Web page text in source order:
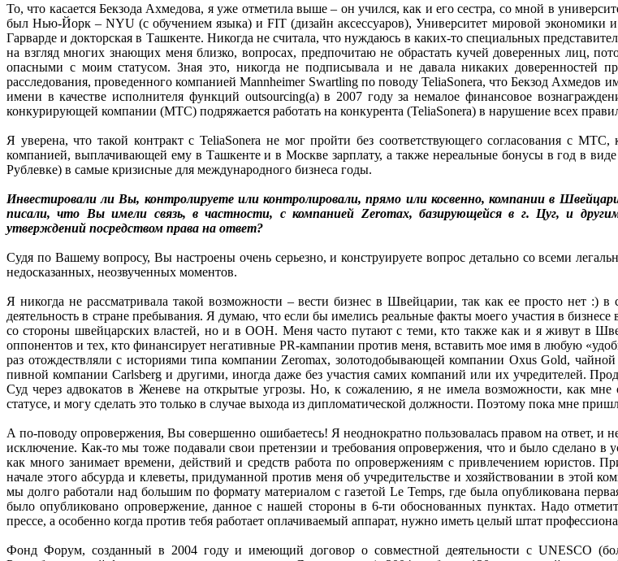
То, что касается Бекзода Ахмедова, я уже отметила выше – он учился, как и его сестра, со мной в
был Нью-Йорк – NYU (с обучением языка) и FIT (дизайн аксессуаров), Университет мировой экономики
Гарварде и докторская в Ташкенте. Никогда не считала, что нуждаюсь в каких-то специальных
на взгляд многих знающих меня близко, вопросах, предпочитаю не обрастать кучей доверенных лиц,
опасными с моим статусом. Зная это, никогда не подписывала и не давала никаких доверенностей
расследования, проведенного компанией Mannheimer Swartling по поводу TeliaSonera, что Бекзод Ахмедов
имени в качестве исполнителя функций outsourcing(a) в 2007 году за немалое финансовое
конкурирующей компании (МТС) подряжается работать на конкурента (TeliaSonera) в нарушение всех
Я уверена, что такой контракт с TeliaSonera не мог пройти без соответствующего согласования с
компанией, выплачивающей ему в Ташкенте и в Москве зарплату, а также нереальные бонусы в год в
Рублевке) в самые кризисные для международного бизнеса годы.
Инвестировали ли Вы, контролируете или контролировали, прямо или косвенно, компании в
писали, что Вы имели связь, в частности, с компанией Zeromax, базирующейся в г. Цуг, и
утверждений посредством права на ответ?
Судя по Вашему вопросу, Вы настроены очень серьезно, и конструируете вопрос детально со всеми
недосказанных, неозвученных моментов.
Я никогда не рассматривала такой возможности – вести бизнес в Швейцарии, так как ее просто нет :)
деятельность в стране пребывания. Я думаю, что если бы имелись реальные факты моего участия в
со стороны швейцарских властей, но и в ООН. Меня часто путают с теми, кто также как и я живут в
оппонентов и тех, кто финансирует негативные PR-кампании против меня, вставить мое имя в любую
раз отождествляли с историями типа компании Zeromax, золотодобывающей компании Oxus Gold,
пивной компании Carlsberg и другими, иногда даже без участия самих компаний или их учредителей.
Суд через адвокатов в Женеве на открытые угрозы. Но, к сожалению, я не имела возможности, как
статусе, и могу сделать это только в случае выхода из дипломатической должности. Поэтому пока мне
А по-поводу опровержения, Вы совершенно ошибаетесь! Я неоднократно пользовалась правом на ответ,
исключение. Как-то мы тоже подавали свои претензии и требования опровержения, что и было сделано
как много занимает времени, действий и средств работа по опровержениям с привлечением
начале этого абсурда и клеветы, придуманной против меня об учредительстве и хозяйствовании в этой
мы долго работали над большим по формату материалом с газетой Le Temps, где была опубликована
было опубликовано опровержение, данное с нашей стороны в 6-ти обоснованных пунктах. Надо
прессе, а особенно когда против тебя работает оплачиваемый аппарат, нужно иметь целый штат
Фонд Форум, созданный в 2004 году и имеющий договор о совместной деятельности с UNESCO